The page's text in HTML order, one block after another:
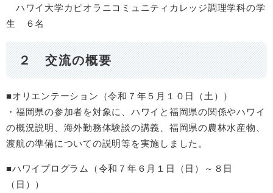
ハワイ大学カピオラニコミュニティカレッジ調理学科の学
生 ６名
２ 交流の概要
■オリエンテーション（令和７年５月１０日（土））
・福岡県の参加者を対象に、ハワイと福岡県の関係やハワイ
の概況説明、海外勤務体験談の講義、福岡県の農林水産物、
渡航の準備についての説明等を実施しました。
■ハワイプログラム（令和７年６月１日（日）～８日
（日））